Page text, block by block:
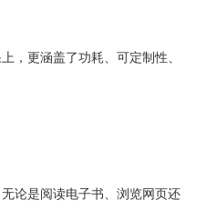
更涵盖了功耗、可定制性、
论是阅读电子书、浏览网页还